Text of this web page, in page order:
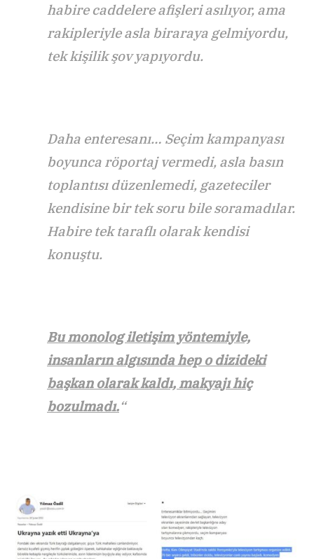
habire caddelere afişleri asılıyor, ama
rakipleriyle asla biraraya gelmiyordu,
tek kişilik şov yapıyordu.
Daha enteresanı… Seçim kampanyası
boyunca röportaj vermedi, asla basın
toplantısı düzenlemedi, gazeteciler
kendisine bir tek soru bile soramadılar.
Habire tek taraflı olarak kendisi
konuştu.
Bu monolog iletişim yöntemiyle,
insanların algısında hep o dizideki
başkan olarak kaldı, makyajı hiç
bozulmadı.“